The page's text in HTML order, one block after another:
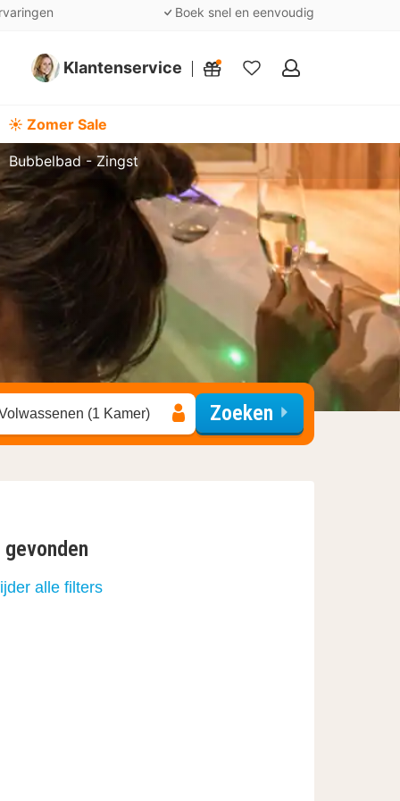
Boek snel en eenvoudig
Klantenservice
Mijn
☀️ Zomer Sale
Bubbelbad - Zingst
(1 Kamer) Zoeken
alle filters